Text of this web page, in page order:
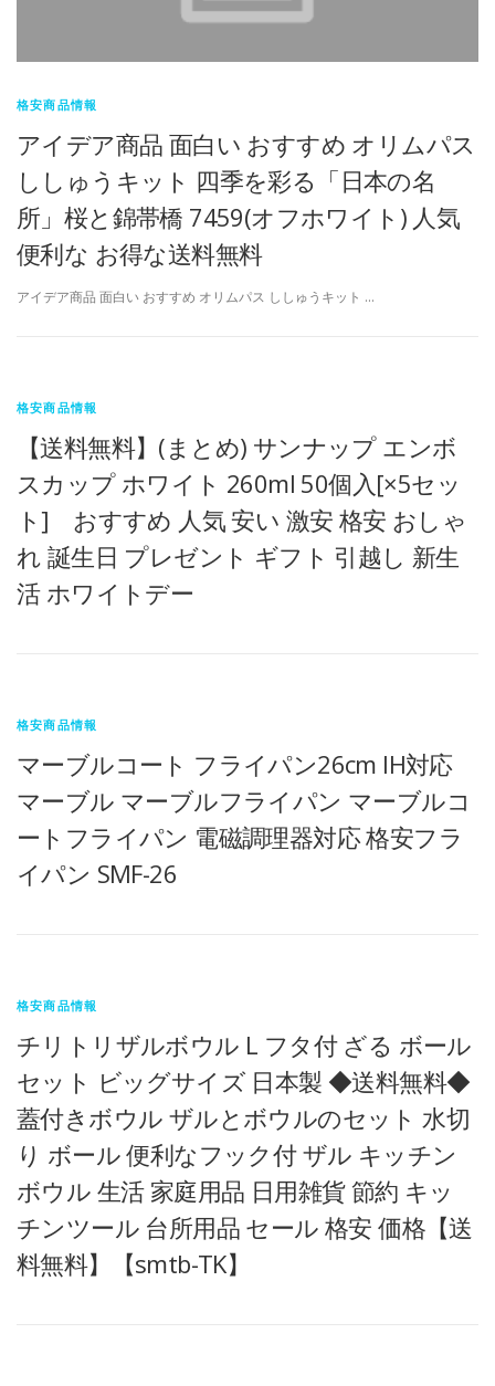
格安商品情報
アイデア商品 面白い おすすめ オリムパス
ししゅうキット 四季を彩る「日本の名
所」桜と錦帯橋 7459(オフホワイト) 人気
便利な お得な送料無料
アイデア商品 面白い おすすめ オリムパス ししゅうキット …
格安商品情報
【送料無料】(まとめ) サンナップ エンボ
スカップ ホワイト 260ml 50個入[×5セッ
ト] おすすめ 人気 安い 激安 格安 おしゃ
れ 誕生日 プレゼント ギフト 引越し 新生
活 ホワイトデー
格安商品情報
マーブルコート フライパン26cm IH対応
マーブル マーブルフライパン マーブルコ
ートフライパン 電磁調理器対応 格安フラ
イパン SMF-26
格安商品情報
チリトリザルボウル L フタ付 ざる ボール
セット ビッグサイズ 日本製 ◆送料無料◆
蓋付きボウル ザルとボウルのセット 水切
り ボール 便利なフック付 ザル キッチン
ボウル 生活 家庭用品 日用雑貨 節約 キッ
チンツール 台所用品 セール 格安 価格【送
料無料】【smtb-TK】